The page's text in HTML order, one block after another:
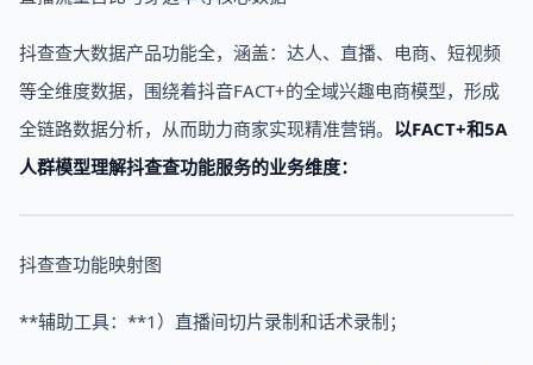
抖查查大数据产品功能全，涵盖：达人、直播、电商、短视频
等全维度数据，围绕着抖音FACT+的全域兴趣电商模型，形成
全链路数据分析，从而助力商家实现精准营销。 以FACT+和5A
人群模型理解抖查查功能服务的业务维度：
抖查查功能映射图
**辅助工具：**1）直播间切片录制和话术录制；